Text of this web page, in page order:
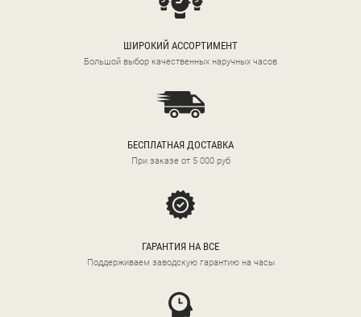
ШИРОКИЙ АССОРТИМЕНТ
Большой выбор качественных наручных часов
БЕСПЛАТНАЯ ДОСТАВКА
При заказе от 5 000 руб
ГАРАНТИЯ НА ВСЕ
Поддерживаем заводскую гарантию на часы